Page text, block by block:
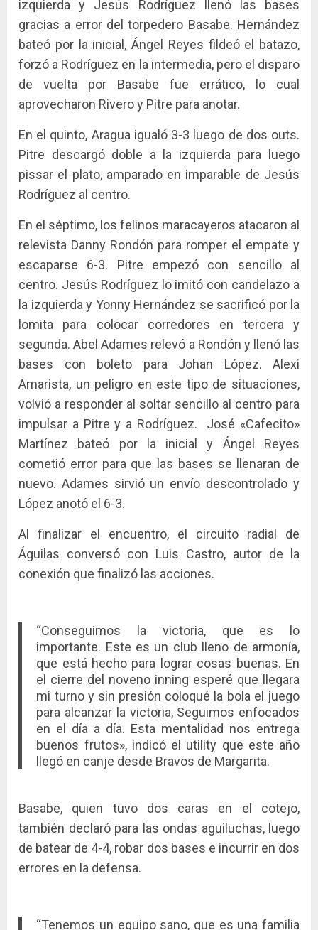
izquierda y Jesús Rodríguez llenó las bases
gracias a error del torpedero Basabe. Hernández
bateó por la inicial, Ángel Reyes fildeó el batazo,
forzó a Rodríguez en la intermedia, pero el disparo
de vuelta por Basabe fue errático, lo cual
aprovecharon Rivero y Pitre para anotar.
En el quinto, Aragua igualó 3-3 luego de dos outs.
Pitre descargó doble a la izquierda para luego
pissar el plato, amparado en imparable de Jesús
Rodríguez al centro.
En el séptimo, los felinos maracayeros atacaron al
relevista Danny Rondón para romper el empate y
escaparse 6-3. Pitre empezó con sencillo al
centro. Jesús Rodríguez lo imitó con candelazo a
la izquierda y Yonny Hernández se sacrificó por la
lomita para colocar corredores en tercera y
segunda. Abel Adames relevó a Rondón y llenó las
bases con boleto para Johan López. Alexi
Amarista, un peligro en este tipo de situaciones,
volvió a responder al soltar sencillo al centro para
impulsar a Pitre y a Rodríguez. José «Cafecito»
Martínez bateó por la inicial y Ángel Reyes
cometió error para que las bases se llenaran de
nuevo. Adames sirvió un envío descontrolado y
López anotó el 6-3.
Al finalizar el encuentro, el circuito radial de
Águilas conversó con Luis Castro, autor de la
conexión que finalizó las acciones.
“Conseguimos la victoria, que es lo
importante. Este es un club lleno de armonía,
que está hecho para lograr cosas buenas. En
el cierre del noveno inning esperé que llegara
mi turno y sin presión coloqué la bola el juego
para alcanzar la victoria, Seguimos enfocados
en el día a día. Esta mentalidad nos entrega
buenos frutos», indicó el utility que este año
llegó en canje desde Bravos de Margarita.
Basabe, quien tuvo dos caras en el cotejo,
también declaró para las ondas aguiluchas, luego
de batear de 4-4, robar dos bases e incurrir en dos
errores en la defensa.
“Tenemos un equipo sano, que es una familia